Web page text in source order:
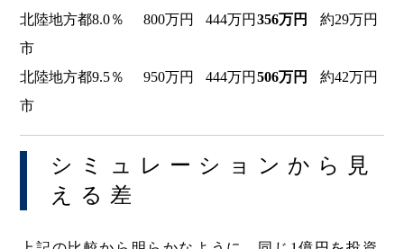
北陸地方都
市
8.0％ 800万円 444万円 356万円 約29万円
北陸地方都
市
9.5％ 950万円 444万円 506万円 約42万円
シミュレーションから見
える差